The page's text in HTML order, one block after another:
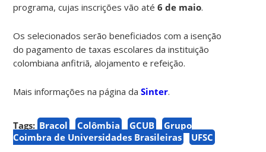
programa, cujas inscrições vão até6 de maio.
Os selecionados serão beneficiados com a isenção
do pagamento de taxas escolares da instituição
colombiana anfitriã, alojamento e refeição.
Mais informações na página daSinter.
Tags: Bracol Colômbia GCUB
Grupo
Coimbra de Universidades Brasileiras
UFSC